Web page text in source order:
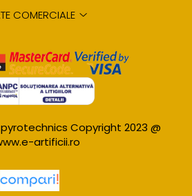
COMERCIALE
Copyright 2023 @
artificii.ro